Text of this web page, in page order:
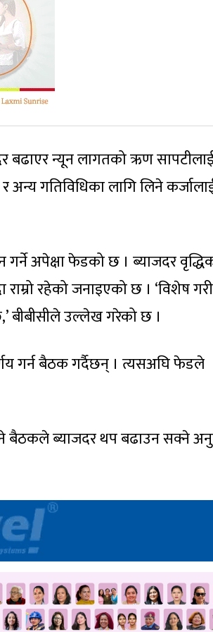
बढाएर न्यून लागतको ऋण
अन्य गतिविधिका लागि लिने
अपेक्षा फेडको छ । ब्याजदर
रहेको जनाइएको छ । ‘विशेष
बीबीसीले उल्लेख गरेको छ ।
गर्न बैठक गर्दैछन् । त्यसअघि फेडले
बैठकले ब्याजदर थप बढाउन सक्ने